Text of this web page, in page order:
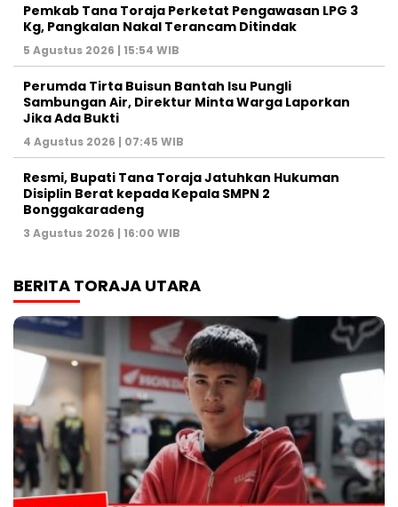
Pemkab Tana Toraja Perketat Pengawasan LPG 3
Kg, Pangkalan Nakal Terancam Ditindak
5 Agustus 2026 | 15:54 WIB
Perumda Tirta Buisun Bantah Isu Pungli
Sambungan Air, Direktur Minta Warga Laporkan
Jika Ada Bukti
4 Agustus 2026 | 07:45 WIB
Resmi, Bupati Tana Toraja Jatuhkan Hukuman
Disiplin Berat kepada Kepala SMPN 2
Bonggakaradeng
3 Agustus 2026 | 16:00 WIB
BERITA TORAJA UTARA